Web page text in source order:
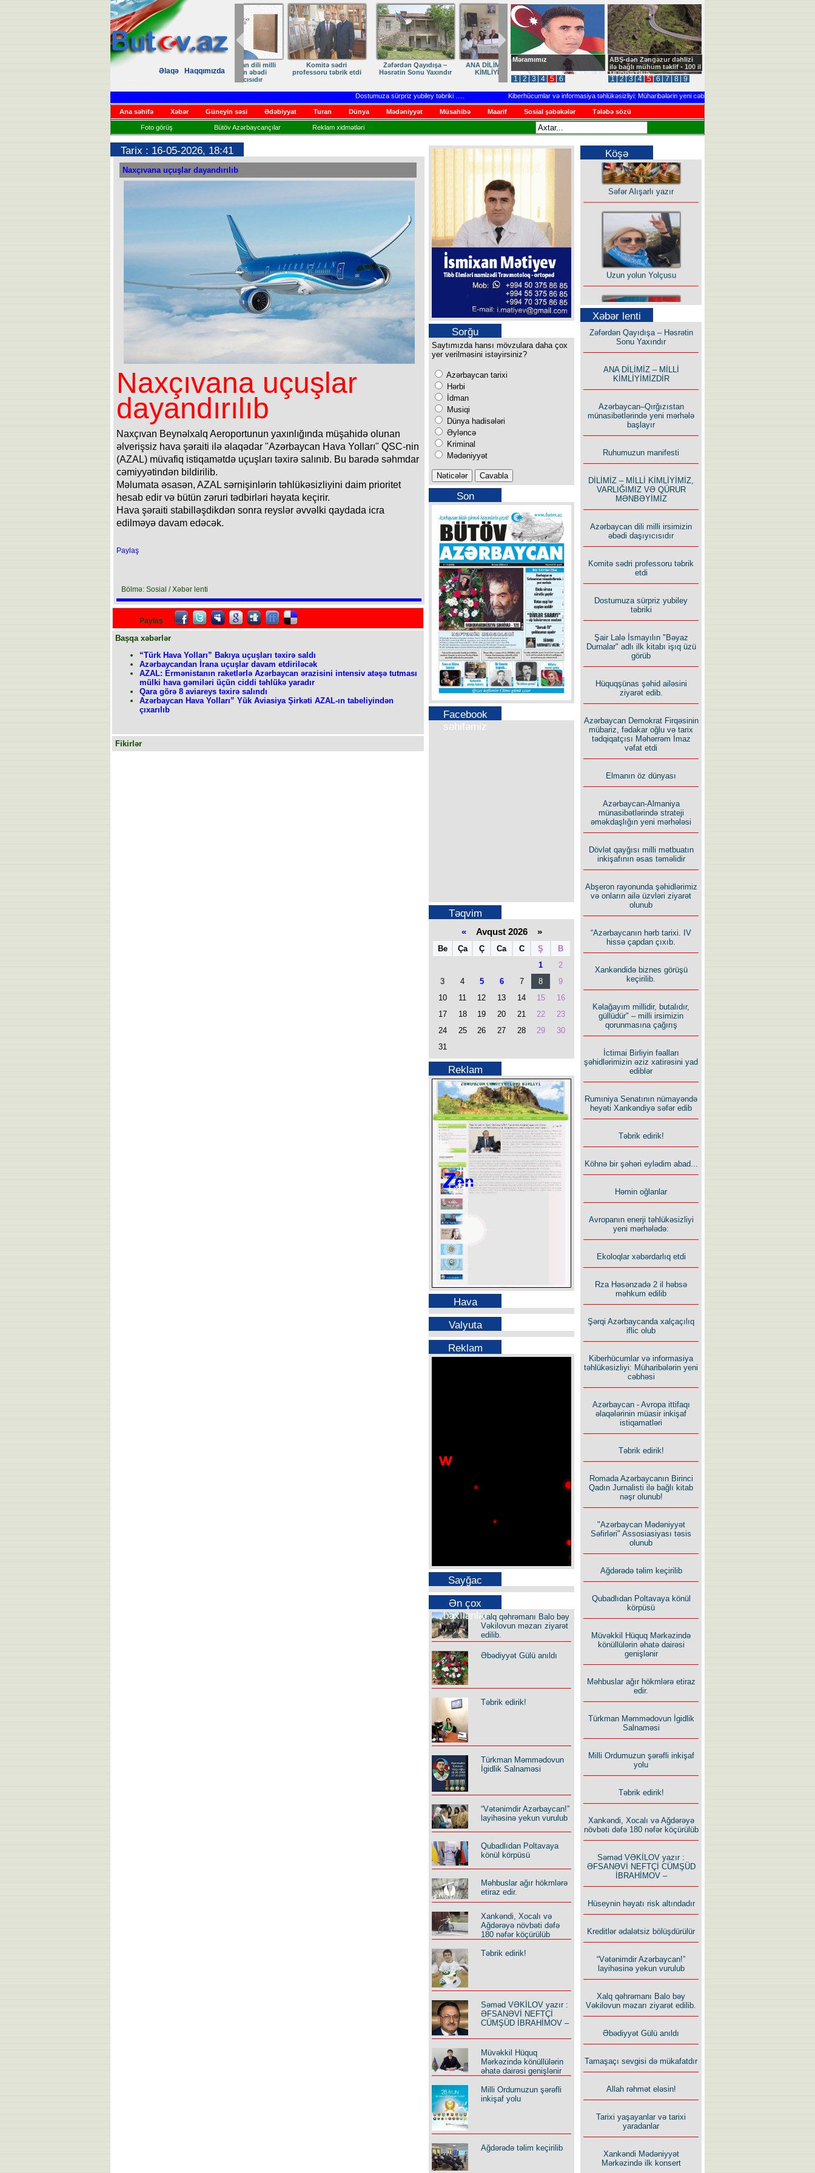
Əlaqə
Haqqımızda
1
2 3 4 5 6 7 8 9
ABŞ-dən Zəngəzur dəhlizi
ilə bağlı mühüm təklif - 100 il
MÜDDƏTİNƏ...
1 2 3 4 5 6
Məramımız
Zəfərdən Qayıdışa –
Həsrətin Sonu Yaxındır
ANA DİLİMİZ – MİLLİ
KİMLİYİMİZDİR
Ruhumuzun manifesti
Dostumuza sürpriz yubiley təbriki..... Kiberhücumlar və informasiya təhlükəsizliyi: Müharibələrin yeni cəbhəsi.....
Ana səhifə Xəbər Güneyin səsi Ədəbiyyat Turan Dünya Mədəniyyət Müsahibə Maarif Sosial şəbəkələr Tələbə sözü
Foto görüş Bütöv Azərbaycançılar Reklam xidmətləri
Tarix : 16-05-2026, 18:41
Naxçıvana uçuşlar dayandırılıb
Naxçıvana uçuşlar
dayandırılıb
Naxçıvan Beynəlxalq Aeroportunun yaxınlığında müşahidə olunan
əlverişsiz hava şəraiti ilə əlaqədar "Azərbaycan Hava Yolları" QSC-nin
(AZAL) müvafiq istiqamətdə uçuşları təxirə salınıb. Bu barədə səhmdar
cəmiyyətindən bildirilib.
Məlumata əsasən, AZAL sərnişinlərin təhlükəsizliyini daim prioritet
hesab edir və bütün zəruri tədbirləri həyata keçirir.
Hava şəraiti stabilləşdikdən sonra reyslər əvvəlki qaydada icra
edilməyə davam edəcək.
Paylaş
Bölmə: Sosial / Xəbər lenti
Paylaş
Başqa xəbərlər
“Türk Hava Yolları” Bakıya uçuşları təxirə saldı
Azərbaycandan İrana uçuşlar davam etdiriləcək
AZAL: Ermənistanın raketlərlə Azərbaycan ərazisini intensiv atəşə tutması
mülki hava gəmiləri üçün ciddi təhlükə yaradır
Qara görə 8 aviareys təxirə salındı
Azərbaycan Hava Yolları” Yük Aviasiya Şirkəti AZAL-ın tabeliyindən
çıxarılıb
Fikirlər
Sorğu
Saytımızda hansı mövzulara daha çox
yer verilməsini istəyirsiniz?
Azərbaycan tarixi
Hərbi
İdman
Musiqi
Dünya hadisələri
Əyləncə
Kriminal
Mədəniyyət
Son
buraxılışımız
Facebook
səhifəmiz
Təqvim
«Avqust 2026 »
Be Ça Ç Ca C Ş
B
1
2
3
4 5 6 7 8
9
10
11 12 13 14 15
16
17
18 19 20 21 22
23
24
25 26 27 28 29
30
31
Reklam
Hava
Valyuta
Reklam
Sayğac
Ən çox
baxılanlarXalq qəhrəmanı Balo bəy
Vəkilovun məzarı ziyarət
edilib.
Əbədiyyət Gülü anıldı
Təbrik edirik!
Türkman Məmmədovun
İgidlik Salnaməsi
“Vətənimdir Azərbaycan!”
layihəsinə yekun vurulub
Qubadlıdan Poltavaya
könül körpüsü
Məhbuslar ağır hökmlərə
etiraz edir.
Xankəndi, Xocalı və
Ağdərəyə növbəti dəfə
180 nəfər köçürülüb
Təbrik edirik!
Səməd VƏKİLOV yazır :
ƏFSANƏVİ NEFTÇİ
CÜMŞÜD İBRAHİMOV –
Müvəkkil Hüquq
Mərkəzində könüllülərin
əhatə dairəsi genişlənir
Milli Ordumuzun şərəfli
inkişaf yolu
Ağdərədə təlim keçirilib
Köşə
Səfər Alışarlı yazır
Uzun yolun Yolçusu
Bu yolda mən varam!
İlham İsmayıl yazır:
edən beş şərt
Xəbər lenti
Zəfərdən Qayıdışa – Həsrətin
Sonu Yaxındır
ANA DİLİMİZ – MİLLİ
KİMLİYİMİZDİR
Azərbaycan–Qırğızıstan
münasibətlərində yeni mərhələ
başlayır
Ruhumuzun manifesti
DİLİMİZ – MİLLİ KİMLİYİMİZ,
VARLIĞIMIZ VƏ QÜRUR
MƏNBƏYİMİZ
Azərbaycan dili milli irsimizin
əbədi daşıyıcısıdır
Komitə sədri professoru təbrik
etdi
Dostumuza sürpriz yubiley
təbriki
Şair Lalə İsmayılın "Bəyaz
Durnalar" adlı ilk kitabı işıq üzü
görüb
Hüquqşünas şəhid ailəsini
ziyarət edib.
Azərbaycan Demokrat Firqəsinin
mübariz, fədakar oğlu və tarix
tədqiqatçısı Məhərrəm İmaz
vəfat etdi
Elmanın öz dünyası
Azərbaycan-Almaniya
münasibətlərində strateji
əməkdaşlığın yeni mərhələsi
Dövlət qayğısı milli mətbuatın
inkişafının əsas təməlidir
Abşeron rayonunda şəhidlərimiz
və onların ailə üzvləri ziyarət
olunub
“Azərbaycanın hərb tarixi. IV
hissə çapdan çıxıb.
Xankəndidə biznes görüşü
keçirilib.
Kəlağayım millidir, butalıdır,
güllüdür" – milli irsimizin
qorunmasına çağırış
İctimai Birliyin fəalları
şəhidlərimizin əziz xatirəsini yad
ediblər
Rumıniya Senatının nümayəndə
heyəti Xankəndiyə səfər edib
Təbrik edirik!
Köhnə bir şəhəri eylədim abad...
Həmin oğlanlar
Avropanın enerji təhlükəsizliyi
yeni mərhələdə:
Ekoloqlar xəbərdarlıq etdi
Rza Həsənzadə 2 il həbsə
məhkum edilib
Şərqi Azərbaycanda xalçaçılıq
iflic olub
Kiberhücumlar və informasiya
təhlükəsizliyi: Müharibələrin yeni
cəbhəsi
Azərbaycan - Avropa ittifaqı
əlaqələrinin müasir inkişaf
istiqamatləri
Təbrik edirik!
Romada Azərbaycanın Birinci
Qadın Jurnalisti ilə bağlı kitab
nəşr olunub!
"Azərbaycan Mədəniyyət
Səfirləri" Assosiasiyası təsis
olunub
Ağdərədə təlim keçirilib
Qubadlıdan Poltavaya könül
körpüsü
Müvəkkil Hüquq Mərkəzində
könüllülərin əhatə dairəsi
genişlənir
Məhbuslar ağır hökmlərə etiraz
edir.
Türkman Məmmədovun İgidlik
Salnaməsi
Milli Ordumuzun şərəfli inkişaf
yolu
Təbrik edirik!
Xankəndi, Xocalı və Ağdərəyə
növbəti dəfə 180 nəfər köçürülüb
Səməd VƏKİLOV yazır :
ƏFSANƏVİ NEFTÇİ CÜMŞÜD
İBRAHİMOV –
Hüseynin həyatı risk altındadır
Kreditlər ədalətsiz bölüşdürülür
“Vətənimdir Azərbaycan!”
layihəsinə yekun vurulub
Xalq qəhrəmanı Balo bəy
Vəkilovun məzarı ziyarət edilib.
Əbədiyyət Gülü anıldı
Tamaşaçı sevgisi də mükafatdır
Allah rəhmət eləsin!
Tarixi yaşayanlar və tarixi
yaradanlar
Xankəndi Mədəniyyət
Mərkəzində ilk konsert